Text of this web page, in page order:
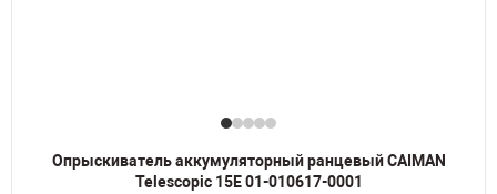
Опрыскиватель аккумуляторный ранцевый CAIMAN
Telescopic 15E 01-010617-0001